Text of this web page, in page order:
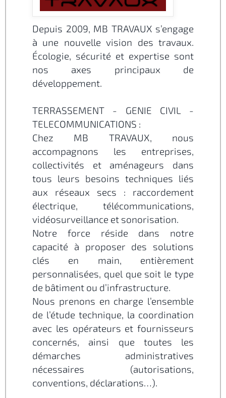
Depuis 2009, MB TRAVAUX s’engage
à une nouvelle vision des travaux.
Écologie, sécurité et expertise sont
nos axes principaux de
développement.
TERRASSEMENT - GENIE CIVIL -
TELECOMMUNICATIONS :
Chez MB TRAVAUX, nous
accompagnons les entreprises,
collectivités et aménageurs dans
tous leurs besoins techniques liés
aux réseaux secs : raccordement
électrique, télécommunications,
vidéosurveillance et sonorisation.
Notre force réside dans notre
capacité à proposer des solutions
clés en main, entièrement
personnalisées, quel que soit le type
de bâtiment ou d’infrastructure.
Nous prenons en charge l’ensemble
de l’étude technique, la coordination
avec les opérateurs et fournisseurs
concernés, ainsi que toutes les
démarches administratives
nécessaires (autorisations,
conventions, déclarations…).